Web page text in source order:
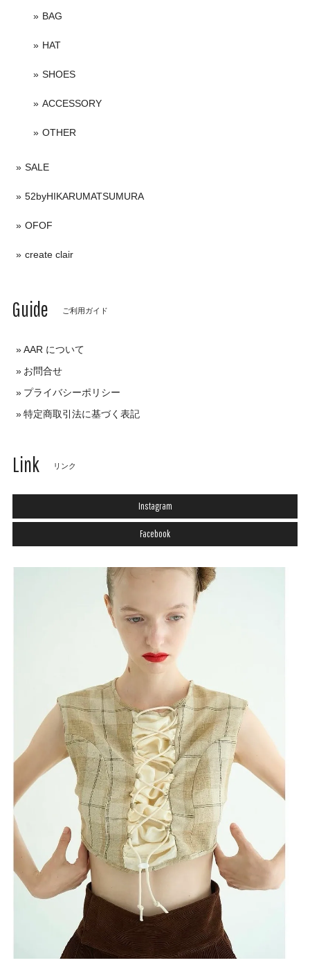
BAG
HAT
SHOES
ACCESSORY
OTHER
SALE
52byHIKARUMATSUMURA
OFOF
create clair
Guide ご利用ガイド
AAR について
お問合せ
プライバシーポリシー
特定商取引法に基づく表記
Link リンク
Instagram
Facebook